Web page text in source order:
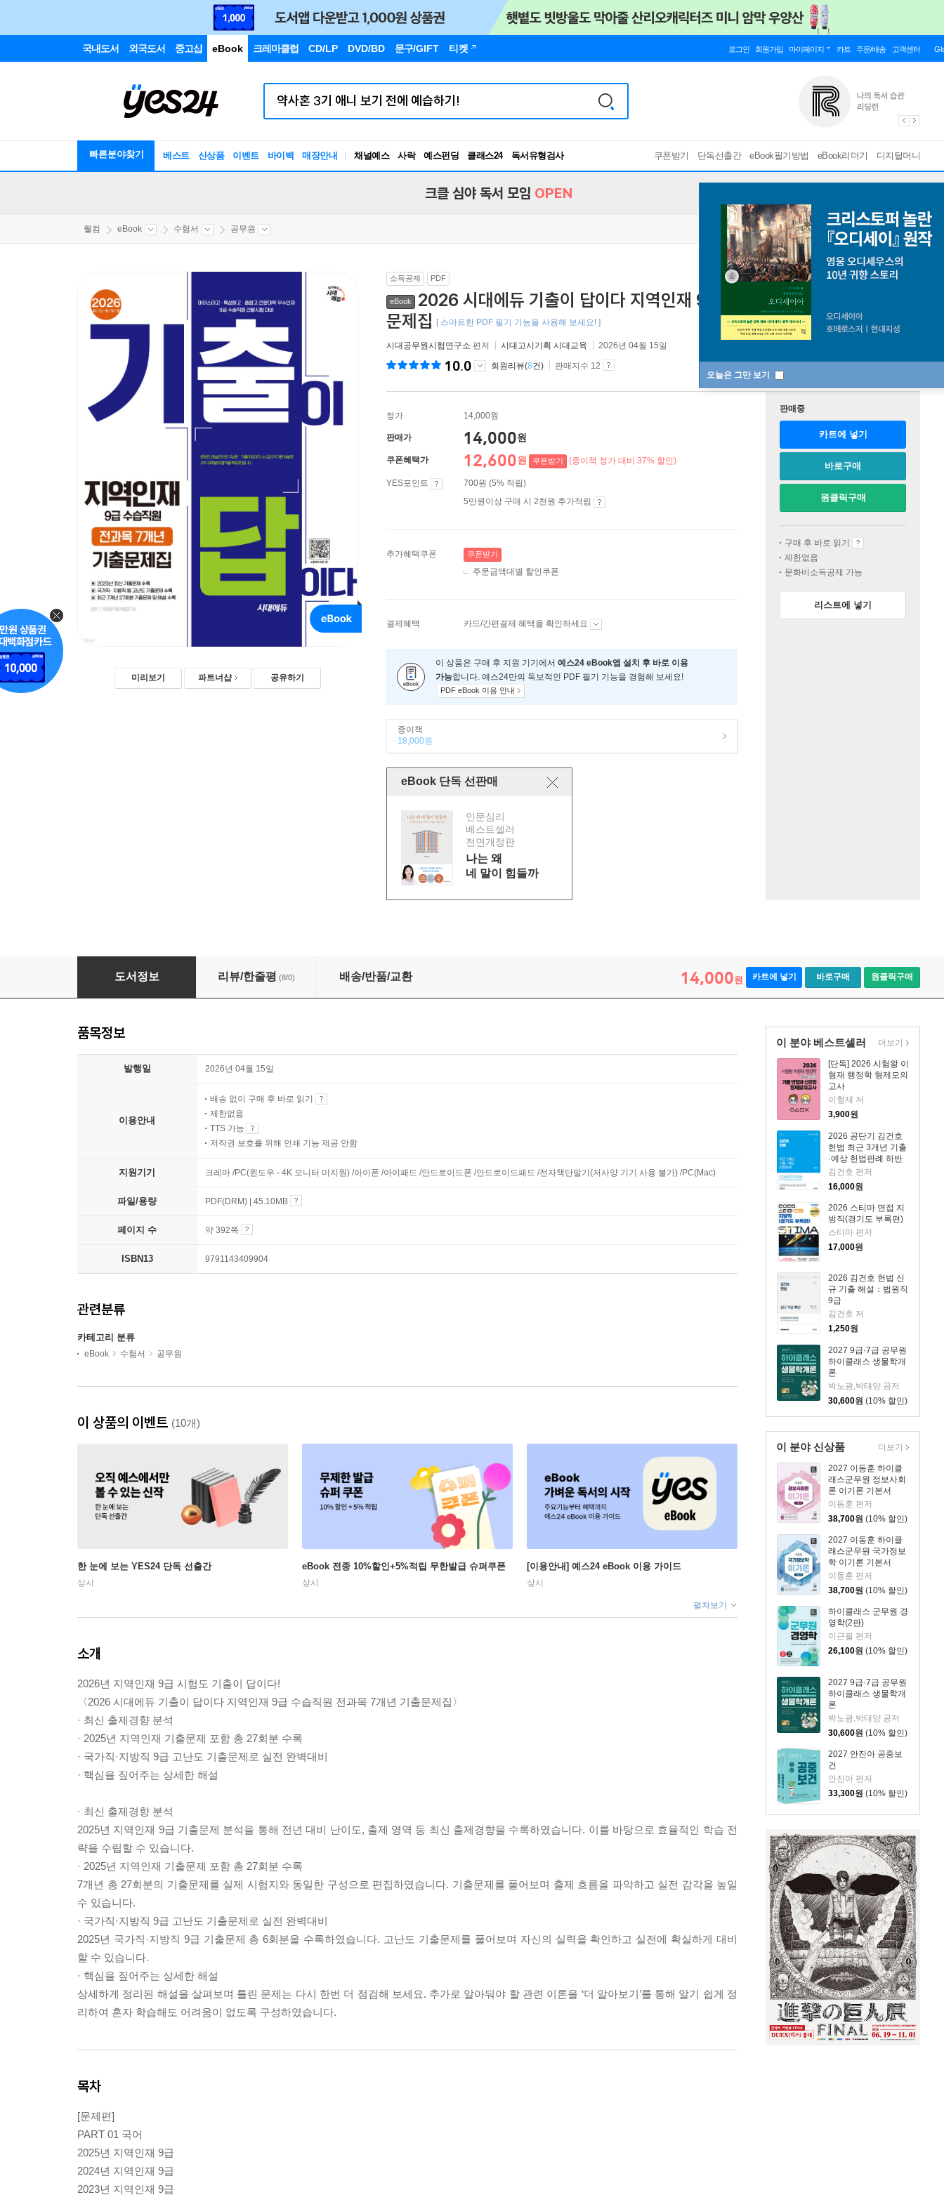
국내도서 외국도서 중고샵 eBook 크레마클럽 CD/LP DVD/BD 문구/GIFT 티켓 로그인 회원가입 마이페이지 카트 주문/배송 고객센터
빠른분야찾기 베스트 신상품 이벤트 바이백 매장안내 채널예스 사락 예스펀딩 클래스24
독서유형검사
RBTI Lab
쿠폰받기 단독선출간 eBook필기방법 eBook리더기 디지털머니
오늘은 그만 보기
크클 심야 독서 모임 OPEN
웰컴 eBook 수험서 공무원
미리보기 파트너샵 공유하기
소득공제 PDF
eBook
2026 시대에듀 기출이 답이다 지역인재 9급 수습직원 전과목 7개년 기출
문제집
[ 스마트한 PDF 필기 기능을 사용해 보세요! ]
시대공무원시험연구소 편저 시대고시기획 시대교육 2026년 04월 15일
10.0 회원리뷰(8건) 판매지수 12
정가 14,000원
판매가 14,000원
쿠폰혜택가 12,600원 쿠폰받기 (종이책 정가 대비 37% 할인)
YES포인트
700원 (5% 적립)
5만원이상 구매 시 2천원 추가적립
추가혜택쿠폰 쿠폰받기
주문금액대별 할인쿠폰
결제혜택 카드/간편결제 혜택을 확인하세요
이 상품은 구매 후 지원 기기에서 예스24 eBook앱 설치 후 바로 이용
가능합니다. 예스24만의 독보적인 PDF 필기 기능을 경험해 보세요!
PDF eBook 이용 안내
종이책
18,000원
eBook 단독 선판매
인문심리
베스트셀러
전면개정판
나는 왜
네 말이 힘들까
판매중
카트에 넣기
바로구매
원클릭구매
구매 후 바로 읽기
제한없음
문화비소득공제 가능
리스트에 넣기
2026 시대에듀 기출이 답이다 지역인재 9급 수습직원 전과목 7개년 기출문제집
도서정보 리뷰/한줄평 (8/0) 배송/반품/교환 14,000원 카트에 넣기 바로구매 원클릭구매
이 분야 베스트셀러
[단독] 2026 시험왕 이
형재 행정학 형제모의
고사
이형재 저
3,900원
2026 공단기 김건호
헌법 최근 3개년 기출
·예상 헌법판례 하반
기
김건호 편저
16,000원
2026 스티마 면접 지
방직(경기도 부록편)
스티마 편저
17,000원
2026 김건호 헌법 신
규 기출 해설：법원직
9급
김건호 저
1,250원
2027 9급·7급 공무원
하이클래스 생물학개
론
박노광,박태양 공저
30,600원 (10% 할인)
더보기
이 분야 신상품
2027 이동훈 하이클
래스군무원 정보사회
론 이기론 기본서
이동훈 편저
38,700원 (10% 할인)
2027 이동훈 하이클
래스군무원 국가정보
학 이기론 기본서
이동훈 편저
38,700원 (10% 할인)
하이클래스 군무원 경
영학(2판)
이근필 편저
26,100원 (10% 할인)
2027 9급·7급 공무원
하이클래스 생물학개
론
박노광,박태양 공저
30,600원 (10% 할인)
2027 안진아 공중보
건
안진아 편저
33,300원 (10% 할인)
더보기
품목정보
발행일 2026년 04월 15일
이용안내
배송 없이 구매 후 바로 읽기
제한없음
TTS 가능
저작권 보호를 위해 인쇄 기능 제공 안함
지원기기 크레마 /PC(윈도우 - 4K 모니터 미지원) /아이폰 /아이패드 /안드로이드폰 /안드로이드패드 /전자책단말기(저사양 기기 사용 불가) /PC(Mac)
파일/용량 PDF(DRM) | 45.10MB
페이지 수 약 392쪽
ISBN13 9791143409904
관련분류
카테고리 분류
eBook 수험서 공무원
이 상품의 이벤트 (10개)
한 눈에 보는 YES24 단독 선출간
상시
eBook 전종 10%할인+5%적립 무한발급 슈퍼쿠폰
상시
[이용안내] 예스24 eBook 이용 가이드
상시
펼쳐보기
소개
2026년 지역인재 9급 시험도 기출이 답이다!
〈2026 시대에듀 기출이 답이다 지역인재 9급 수습직원 전과목 7개년 기출문제집〉
· 최신 출제경향 분석
· 2025년 지역인재 기출문제 포함 총 27회분 수록
· 국가직·지방직 9급 고난도 기출문제로 실전 완벽대비
· 핵심을 짚어주는 상세한 해설
· 최신 출제경향 분석
2025년 지역인재 9급 기출문제 분석을 통해 전년 대비 난이도, 출제 영역 등 최신 출제경향을 수록하였습니다. 이를 바탕으로 효율적인 학습 전
략을 수립할 수 있습니다.
· 2025년 지역인재 기출문제 포함 총 27회분 수록
7개년 총 27회분의 기출문제를 실제 시험지와 동일한 구성으로 편집하였습니다. 기출문제를 풀어보며 출제 흐름을 파악하고 실전 감각을 높일
수 있습니다.
· 국가직·지방직 9급 고난도 기출문제로 실전 완벽대비
2025년 국가직·지방직 9급 기출문제 총 6회분을 수록하였습니다. 고난도 기출문제를 풀어보며 자신의 실력을 확인하고 실전에 확실하게 대비
할 수 있습니다.
· 핵심을 짚어주는 상세한 해설
상세하게 정리된 해설을 살펴보며 틀린 문제는 다시 한번 더 점검해 보세요. 추가로 알아둬야 할 관련 이론을 ‘더 알아보기’를 통해 알기 쉽게 정
리하여 혼자 학습해도 어려움이 없도록 구성하였습니다.
목차
[문제편]
PART 01 국어
2025년 지역인재 9급
2024년 지역인재 9급
2023년 지역인재 9급